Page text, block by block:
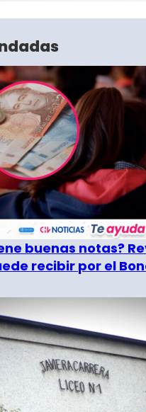
buenas notas?
recibir por el